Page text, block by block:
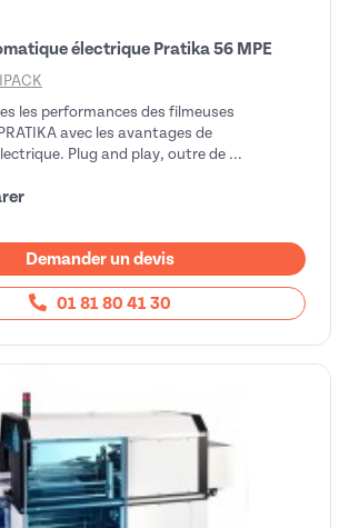
électrique Pratika 56 MPE
les performances des filmeuses
avec les avantages de
Plug and play, outre de ...
Demander un devis
01 81 80 41 30